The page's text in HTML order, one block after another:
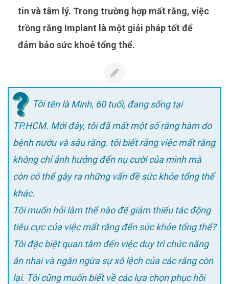
tin và tâm lý. Trong trường hợp mất răng, việc
trồng răng Implant là một giải pháp tốt để
đảm bảo sức khoẻ tổng thể.
Tôitên là Minh, 60 tuổi, đang sống tại
TP.HCM. Mới đây, tôi đã mất một số răng hàm do
bệnh nướu và sâu răng. tôi biết rằng việc mất răng
không chỉ ảnh hưởng đến nụ cười của mình mà
còn có thể gây ra những vấn đề sức khỏe tổng thể
khác.
Tôi muốn hỏi làm thế nào để giảm thiểu tác động
tiêu cực của việc mất răng đến sức khỏe tổng thể?
Tôi đặc biệt quan tâm đến việc duy trì chức năng
ăn nhai và ngăn ngừa sự xô lệch của các răng còn
lại. Tôi cũng muốn biết về các lựa chọn phục hồi